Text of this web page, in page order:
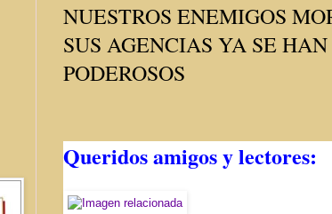
NUESTROS ENEMIGOS
SUS AGENCIAS YA SE
PODEROSOS
Queridos amigos y lectores: